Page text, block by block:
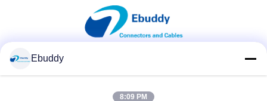
Ebuddy
8:09 PM